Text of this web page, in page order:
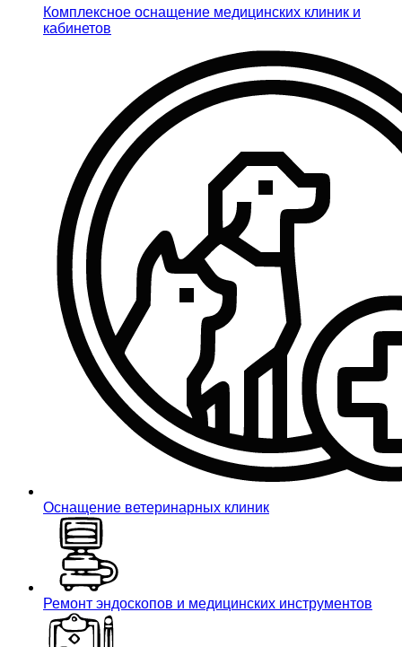
Комплексное оснащение медицинских клиник и
кабинетов
Оснащение ветеринарных клиник
Ремонт эндоскопов и медицинских инструментов